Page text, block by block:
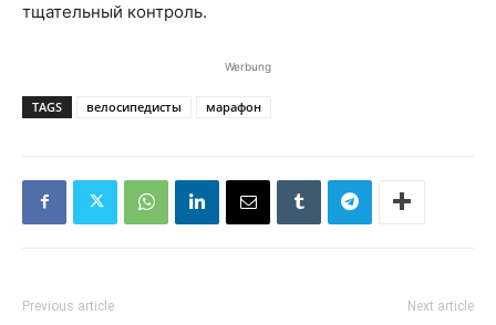
тщательный контроль.
Werbung
TAGS велосипедисты марафон
Previous article Next article